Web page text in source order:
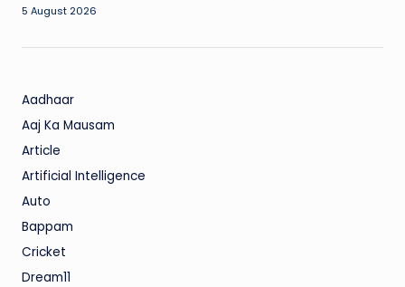
5 August 2026
Aadhaar
Aaj Ka Mausam
Article
Artificial Intelligence
Auto
Bappam
Cricket
Dream11